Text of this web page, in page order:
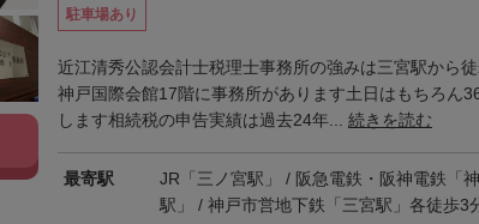
駐車場あり
近江清秀公認会計士税理士事務所の強みは三宮駅から
神戸国際会館17階に事務所があります土日はもちろん
します相続税の申告実績は過去24年... 続きを読む
最寄駅
JR「三ノ宮駅」 / 阪急電鉄・阪神電鉄「
駅」 / 神戸市営地下鉄「三宮駅」各徒歩3